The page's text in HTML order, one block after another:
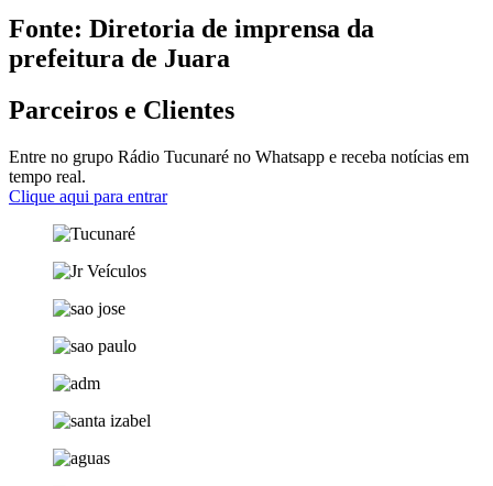
Fonte: Diretoria de imprensa da
prefeitura de Juara
Parceiros e Clientes
Entre no grupo Rádio Tucunaré no Whatsapp e receba notícias em
tempo real.
Clique aqui para entrar